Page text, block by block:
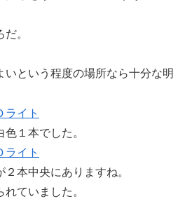
。
いという程度の場所なら十分な明
１本でした。
本中央にありますね。
ていました。